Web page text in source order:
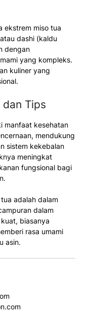
ekstrem miso tua
dashi (kaldu
dengan
yang kompleks.
kuliner yang
Tips
manfaat kesehatan
mendukung
sistem kekebalan
meningkat
fungsional bagi
adalah dalam
dalam
biasanya
rasa umami
asin.